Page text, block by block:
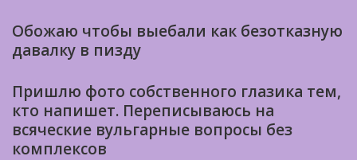
Обожаю чтобы выебали как безотказную
давалку в пизду
Пришлю фото собственного глазика тем,
кто напишет. Переписываюсь на
всяческие вульгарные вопросы без
комплексов